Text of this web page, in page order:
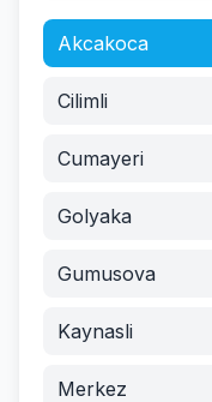
Akcakoca
Cilimli
Cumayeri
Golyaka
Gumusova
Kaynasli
Merkez